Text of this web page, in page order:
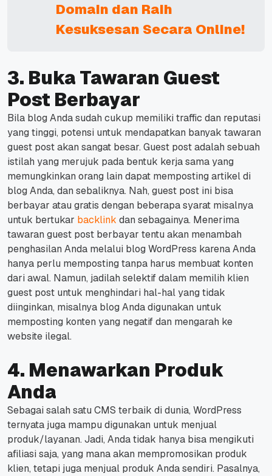
Domain dan Raih
Kesuksesan Secara Online!
3. Buka Tawaran Guest
Post Berbayar
Bila blog Anda sudah cukup memiliki traffic dan reputasi
yang tinggi, potensi untuk mendapatkan banyak tawaran
guest postakan sangat besar. Guest postadalah sebuah
istilah yang merujuk pada bentuk kerja sama yang
memungkinkan orang lain dapat memposting artikel di
blog Anda, dan sebaliknya. Nah, guest post ini bisa
berbayar atau gratis dengan beberapa syarat misalnya
untuk bertukar backlink dan sebagainya. Menerima
tawaran guest post berbayar tentu akan menambah
penghasilan Anda melalui blog WordPress karena Anda
hanya perlu memposting tanpa harus membuat konten
dari awal. Namun, jadilah selektif dalam memilih klien
guest post untuk menghindari hal-hal yang tidak
diinginkan, misalnya blog Anda digunakan untuk
memposting konten yang negatif dan mengarah ke
website ilegal.
4. Menawarkan Produk
Anda
Sebagai salah satu CMS terbaik di dunia, WordPress
ternyata juga mampu digunakan untuk menjual
produk/layanan. Jadi, Anda tidak hanya bisa mengikuti
afiliasi saja, yang mana akan mempromosikan produk
klien, tetapi juga menjual produk Anda sendiri. Pasalnya,